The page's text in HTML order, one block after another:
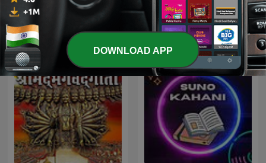
Bollywood Instrumentals
- Free (non commercial)
DOWNLOAD APP